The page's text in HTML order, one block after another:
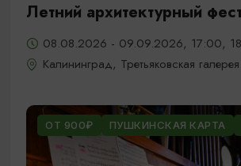
Летний архитектурный
08.08.2026 - 09.09.2026, 17:00,
Калининград, Третьяковская
ОТ 900₽ ПУШКИНСКАЯ КАРТА